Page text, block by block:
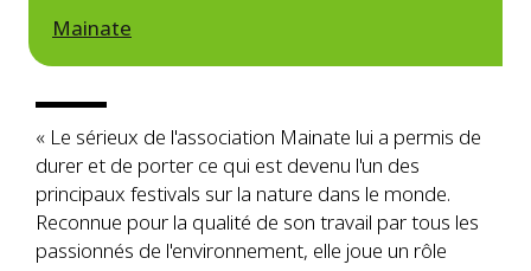
Mainate
« Le sérieux de l'association Mainate lui a permis de
durer et de porter ce qui est devenu l'un des
principaux festivals sur la nature dans le monde.
Reconnue pour la qualité de son travail par tous les
passionnés de l'environnement, elle joue un rôle